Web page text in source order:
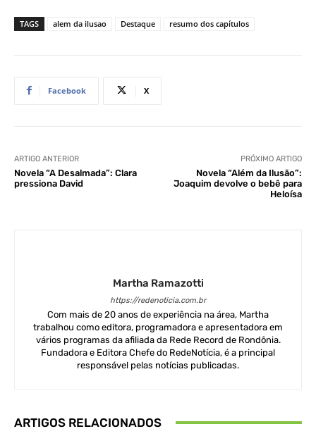
TAGS alem da ilusao Destaque resumo dos capítulos
Facebook X
ARTIGO ANTERIOR
Novela “A Desalmada”: Clara
pressiona David
PRÓXIMO ARTIGO
Novela “Além da Ilusão”:
Joaquim devolve o bebê para
Heloísa
Martha Ramazotti
https://redenoticia.com.br
Com mais de 20 anos de experiência na área, Martha
trabalhou como editora, programadora e apresentadora em
vários programas da afiliada da Rede Record de Rondônia.
Fundadora e Editora Chefe do RedeNotícia, é a principal
responsável pelas notícias publicadas.
ARTIGOS RELACIONADOS